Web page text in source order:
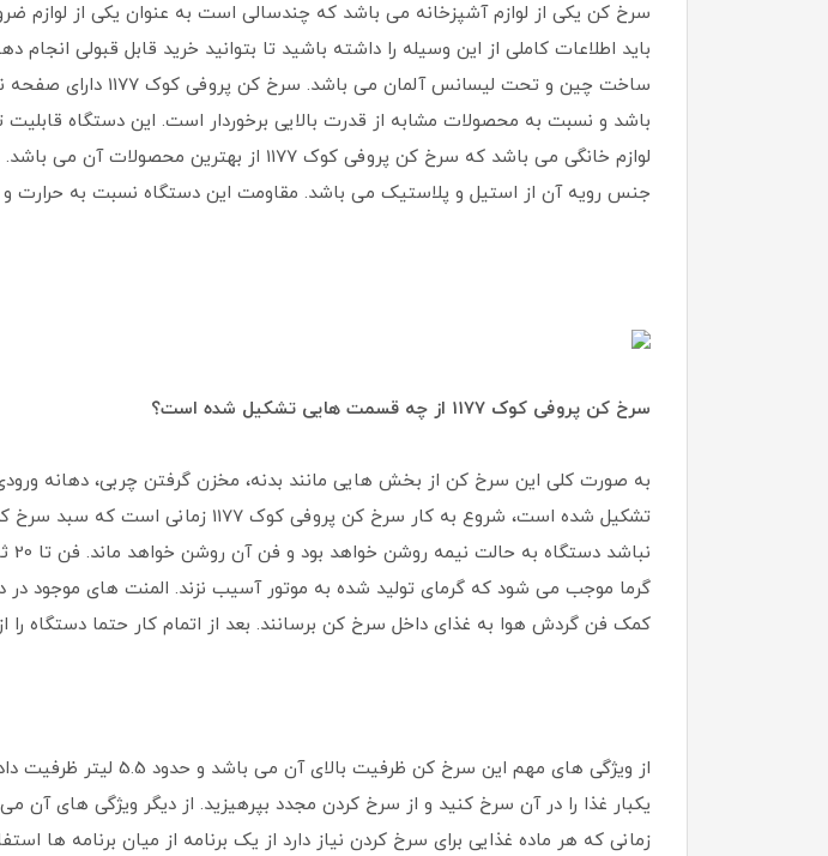
سرخ کن یکی از لوازم آشپزخانه می باشد که چندسالی است به عنوان یکی از لوازم
جنس رویه آن از استیل و پلاستیک می باشد. مقاومت این دستگاه نسبت به
سرخ کن پروفی کوک 1177 از چه قسمت هایی تشکیل شده است؟
به صورت کلی این سرخ کن از بخش هایی مانند بدنه، مخزن گرفتن چربی، دهانه
تشکیل شده است، شروع به کار سرخ کن
گرما موجب می شود که گرمای تولید شده به موتور آسیب نزند. المنت های موجود در
کمک فن گردش هوا به غذای داخل سرخ کن برسانند. بعد از اتمام کار حتما دستگاه را
از ویژگی های مهم این
زمانی که هر ماده غذایی برای سرخ کردن نیاز دارد از یک برنامه از میان برنامه